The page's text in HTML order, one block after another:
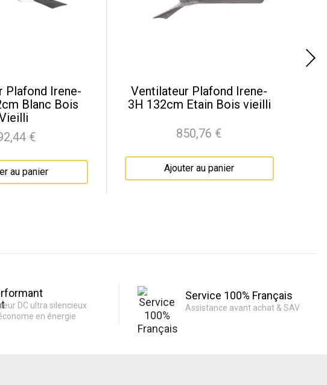
Plafond Irene-
Blanc Bois
Prix€
au panier
Ventilateur Plafond Irene-
3H 132cm Etain Bois vieilli
Prix
850,76 €
Ajouter au panier
DC ultra silencieux
en énergie
Service 100% Français
Assistance avant achat & SAV